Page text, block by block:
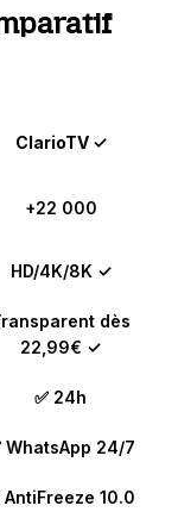
ClarioTV ✓
+22 000
HD/4K/8K ✓
dès
22,99€ ✓
✅ 24h
WhatsApp 24/7
AntiFreeze 10.0